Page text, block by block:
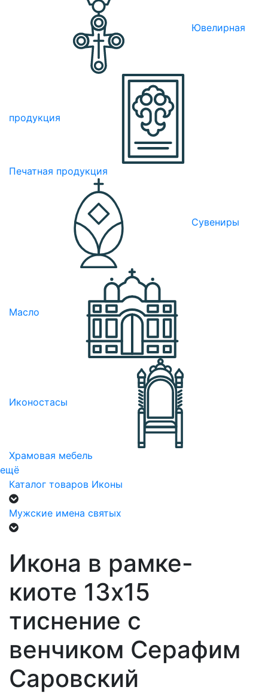
Ювелирная
продукция
Печатная продукция
Сувениры
Масло
Иконостасы
Храмовая мебель
ещё
Каталог товаров Иконы
Мужские имена святых
Икона в рамке-
киоте 13х15
тиснение с
венчиком Серафим
Саровский